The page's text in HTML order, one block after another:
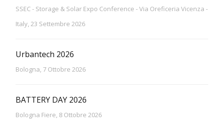
SSEC - Storage & Solar Expo Conference - Via Oreficeria Vicenza -
Italy, 23 Settembre 2026
Urbantech 2026
Bologna, 7 Ottobre 2026
BATTERY DAY 2026
Bologna Fiere, 8 Ottobre 2026